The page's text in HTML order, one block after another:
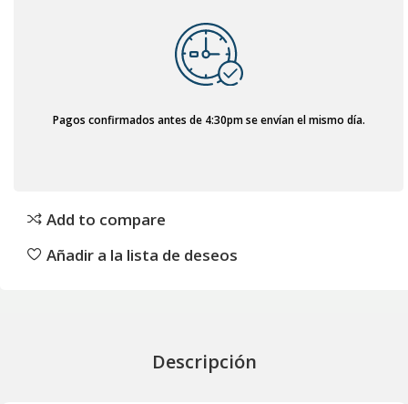
Pagos confirmados antes de 4:30pm se envían el mismo día.
Add to compare
Añadir a la lista de deseos
Descripción